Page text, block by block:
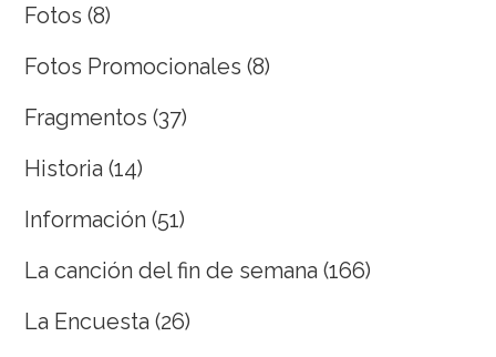
Fotos (8)
Fotos Promocionales (8)
Fragmentos (37)
Historia (14)
Información (51)
La canción del fin de semana (166)
La Encuesta (26)